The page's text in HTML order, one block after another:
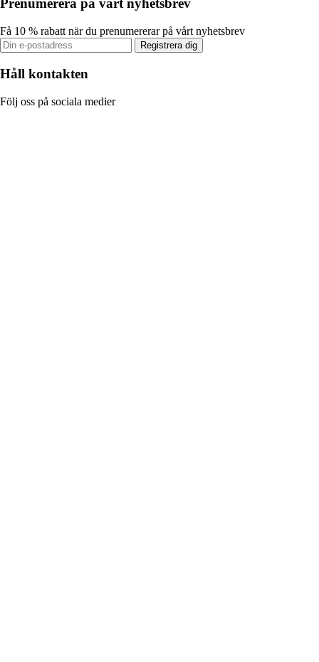
Prenumerera på vårt nyhetsbrev
Få 10 % rabatt när du prenumererar på vårt nyhetsbrev
Registrera dig
Håll kontakten
Följ oss på sociala medier